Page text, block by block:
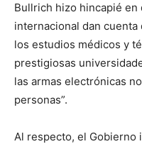
Bullrich hizo hincapié en
internacional dan
los estudios médicos y
prestigiosas
las armas electrónicas
personas”.
Al respecto, el Gobierno